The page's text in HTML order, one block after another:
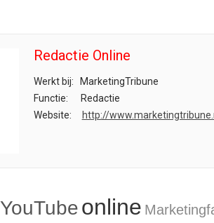
Redactie Online
Werkt bij:
MarketingTribune
Functie:
Redactie
Website:
http://
YouTubeonline